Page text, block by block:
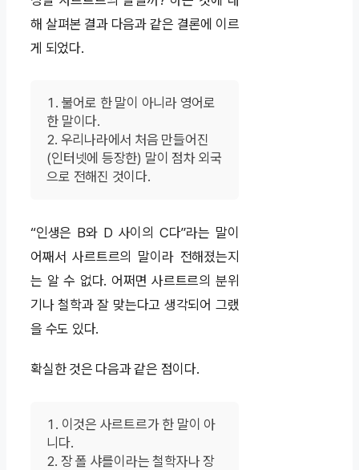
해 살펴본 결과 다음과 같은 결론에 이르
게 되었다.
불어로 한 말이 아니라 영어로
한 말이다.
우리나라에서 처음 만들어진
(인터넷에 등장한) 말이 점차 외국
으로 전해진 것이다.
“인생은 B와 D 사이의 C다”라는 말이
어째서 사르트르의 말이라 전해졌는지
는 알 수 없다. 어쩌면 사르트르의 분위
기나 철학과 잘 맞는다고 생각되어 그랬
을 수도 있다.
확실한 것은 다음과 같은 점이다.
이것은 사르트르가 한 말이 아
니다.
장 폴 샤를이라는 철학자나 장